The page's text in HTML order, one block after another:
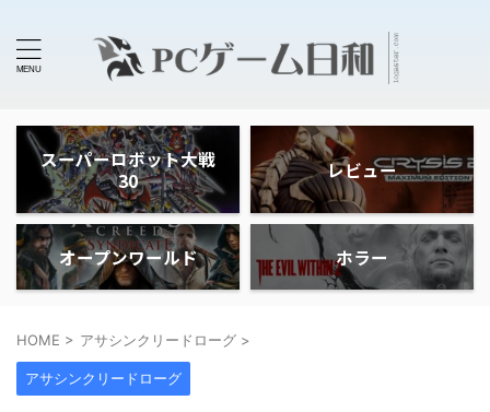
スーパーロボット大戦
30
レビュー
オープンワールド ホラー
HOME > アサシンクリードローグ >
アサシンクリードローグ